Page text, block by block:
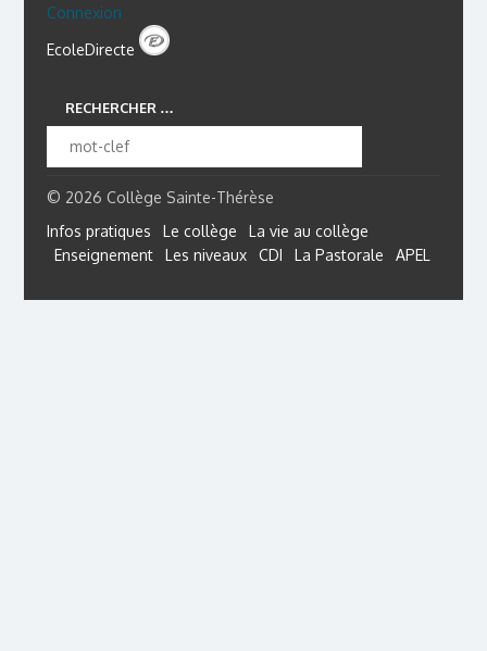
Connexion
EcoleDirecte
RECHERCHER …
© 2026 Collège Sainte-Thérèse
Infos pratiques
Le collège
La vie au collège
Enseignement
Les niveaux CDI La Pastorale APEL